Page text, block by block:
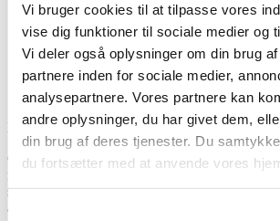
Vi bruger cookies til at tilpasse vores
vise dig funktioner til sociale medier og
Vi deler også oplysninger om din brug
partnere inden for sociale medier,
analysepartnere. Vores partnere kan
andre oplysninger, du har givet dem,
din brug af deres tjenester. Du
du fortsætter med at anvende vores
Samtykkevalg
Ledelse
Samarbejdsrelationer på arbejdspladsen
Tillid og psykologisk tryghed
Engagement i arbejdspladsen og
arbejdet
Oplevelse af muligheden for at løse
Kilde: Thomas Clausen
Og det er her, de seks positive faktorer
nemlig katalysatorer for alt det ovenstående, og
så er der langt mindre risiko for, at vi udvikler
arbejde.